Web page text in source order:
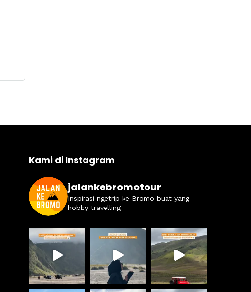
Kami di Instagram
jalankebromotour
Inspirasi ngetrip ke Bromo buat yang
hobby travelling